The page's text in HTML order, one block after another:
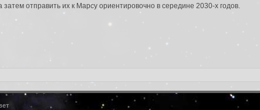
затем отправить их к Марсу ориентировочно в середине 2030-х годов.